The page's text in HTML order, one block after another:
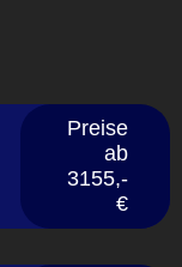
Preise
ab
3155,-
€